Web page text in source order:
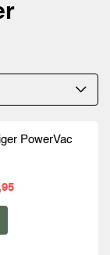
PowerVac